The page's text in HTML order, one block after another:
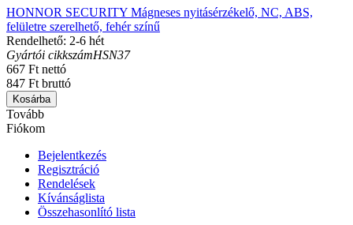
HONNOR SECURITY Mágneses nyitásérzékelő, NC, ABS,
felületre szerelhető, fehér színű
Rendelhető: 2-6 hét
Gyártói cikkszámHSN37
667 Ft nettó
847 Ft bruttó
Kosárba
Tovább
Fiókom
Bejelentkezés
Regisztráció
Rendelések
Kívánságlista
Összehasonlító lista